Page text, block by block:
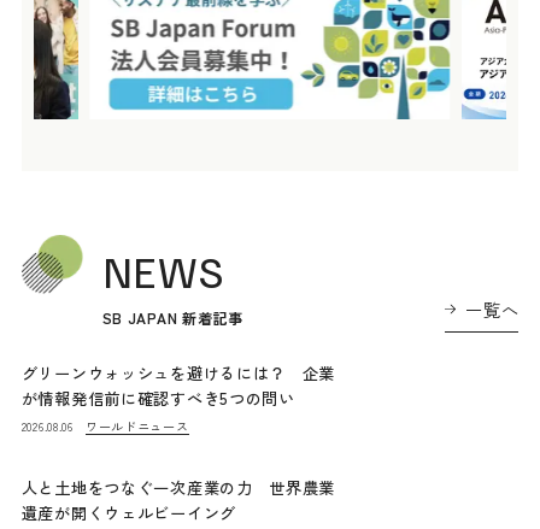
NEWS
SB JAPAN 新着記事 一覧へ
グリーンウォッシュを避けるには？ 企業
が情報発信前に確認すべき5つの問い
2026.08.06 ワールドニュース
人と土地をつなぐ一次産業の力 世界農業
遺産が開くウェルビーイング